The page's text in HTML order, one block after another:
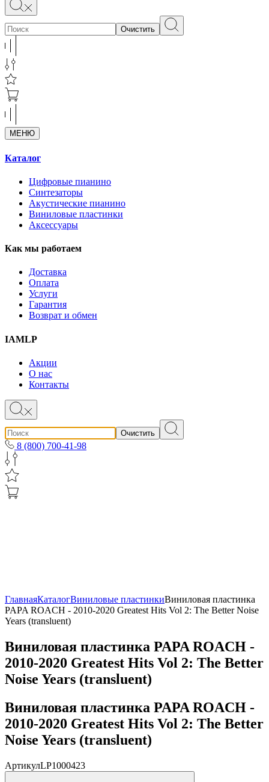
Очистить
МЕНЮ
Каталог
Цифровые пианино
Синтезаторы
Акустические пианино
Виниловые пластинки
Аксессуары
Как мы работаем
Доставка
Оплата
Услуги
Гарантия
Возврат и обмен
IAMLP
Акции
О нас
Контакты
Очистить
8 (800) 700-41-98
ГлавнаяКаталогВиниловые пластинкиВиниловая пластинка
PAPA ROACH - 2010-2020 Greatest Hits Vol 2: The Better Noise
Years (transluent)
Виниловая пластинка PAPA ROACH -
2010-2020 Greatest Hits Vol 2: The Better
Noise Years (transluent)
Виниловая пластинка PAPA ROACH -
2010-2020 Greatest Hits Vol 2: The Better
Noise Years (transluent)
АртикулLP1000423